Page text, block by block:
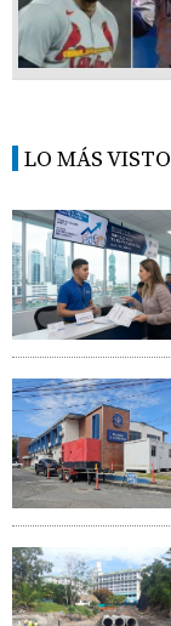
LO MÁS VISTO